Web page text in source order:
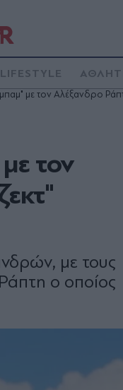
LIFESTYLE
με τον Αλέξανδρο
τον
με τους
ο οποίος